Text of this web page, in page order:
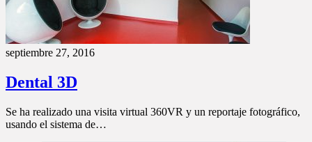
septiembre 27, 2016
Dental 3D
Se ha realizado una visita virtual 360VR y un reportaje fotográfico,
usando el sistema de…